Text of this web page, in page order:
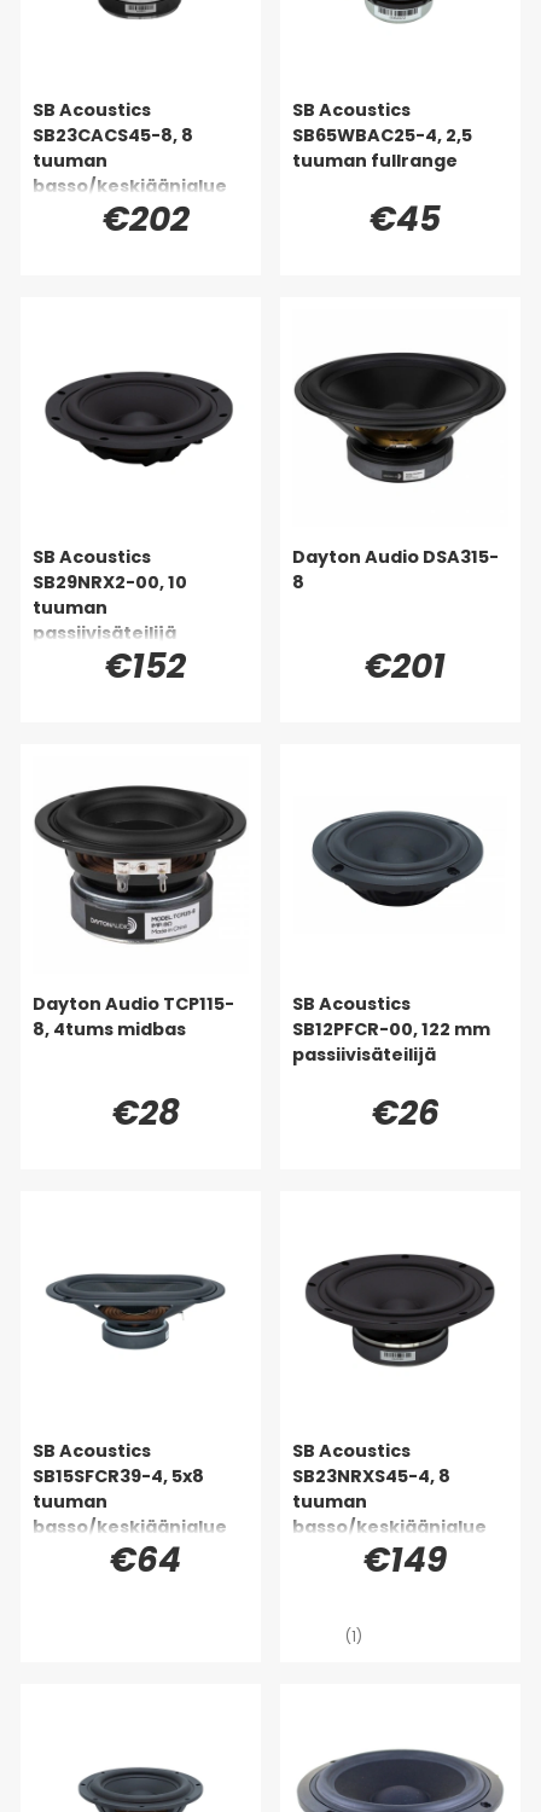
SB Acoustics
SB23CACS45-8, 8
tuuman
basso/keskiäänialue
€202
SB Acoustics
SB65WBAC25-4, 2,5
tuuman fullrange
€45
SB Acoustics
SB29NRX2-00, 10
tuuman
passiivisäteilijä
€152
Dayton Audio DSA315-
8
€201
Dayton Audio TCP115-
8, 4tums midbas
€28
SB Acoustics
SB12PFCR-00, 122 mm
passiivisäteilijä
€26
SB Acoustics
SB15SFCR39-4, 5x8
tuuman
basso/keskiäänialue
€64
SB Acoustics
SB23NRXS45-4, 8
tuuman
basso/keskiäänialue
€149
(1)